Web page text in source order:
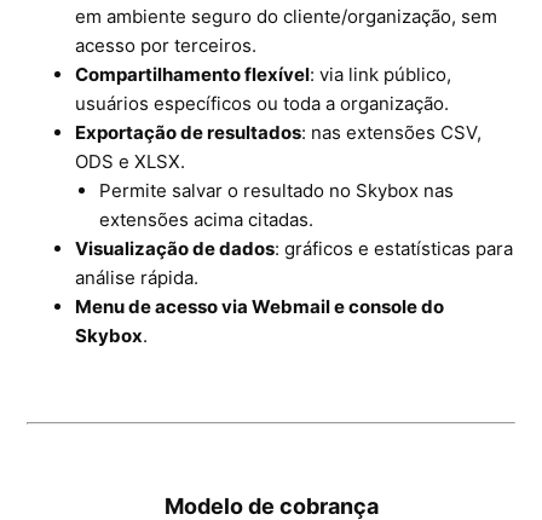
em ambiente seguro do cliente/organização, sem
acesso por terceiros.
Compartilhamento flexível: via link público,
usuários específicos ou toda a organização.
Exportação de resultados: nas extensões CSV,
ODS e XLSX.
Permite salvar o resultado no Skybox nas
extensões acima citadas.
Visualização de dados: gráficos e estatísticas para
análise rápida.
Menu de acesso via Webmail e console do
Skybox.
Modelo de cobrança